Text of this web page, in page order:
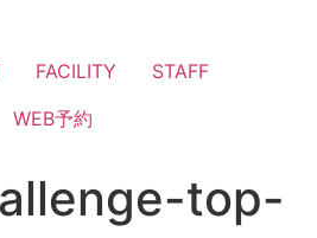
FACILITY
STAFF
WEB予約
top-